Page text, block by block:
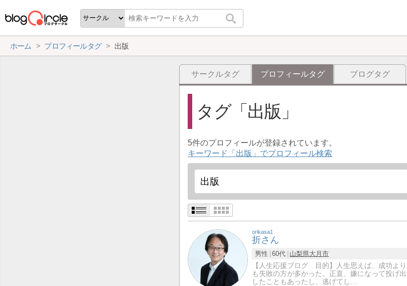
ホーム プロフィールタグ 出版
サークルタグ プロフィールタグ ブログタグ
タグ 出版
5件のプロフィールが登録されています。
キーワード「出版」でプロフィール検索
orikasa1
折さん
男性 60代 山梨県大月市
【人生応援ブログ 目的】人生思えば、成功より
も失敗の方が多かった。正直、嫌になって投げ出
したこともあったし、逃げてし…